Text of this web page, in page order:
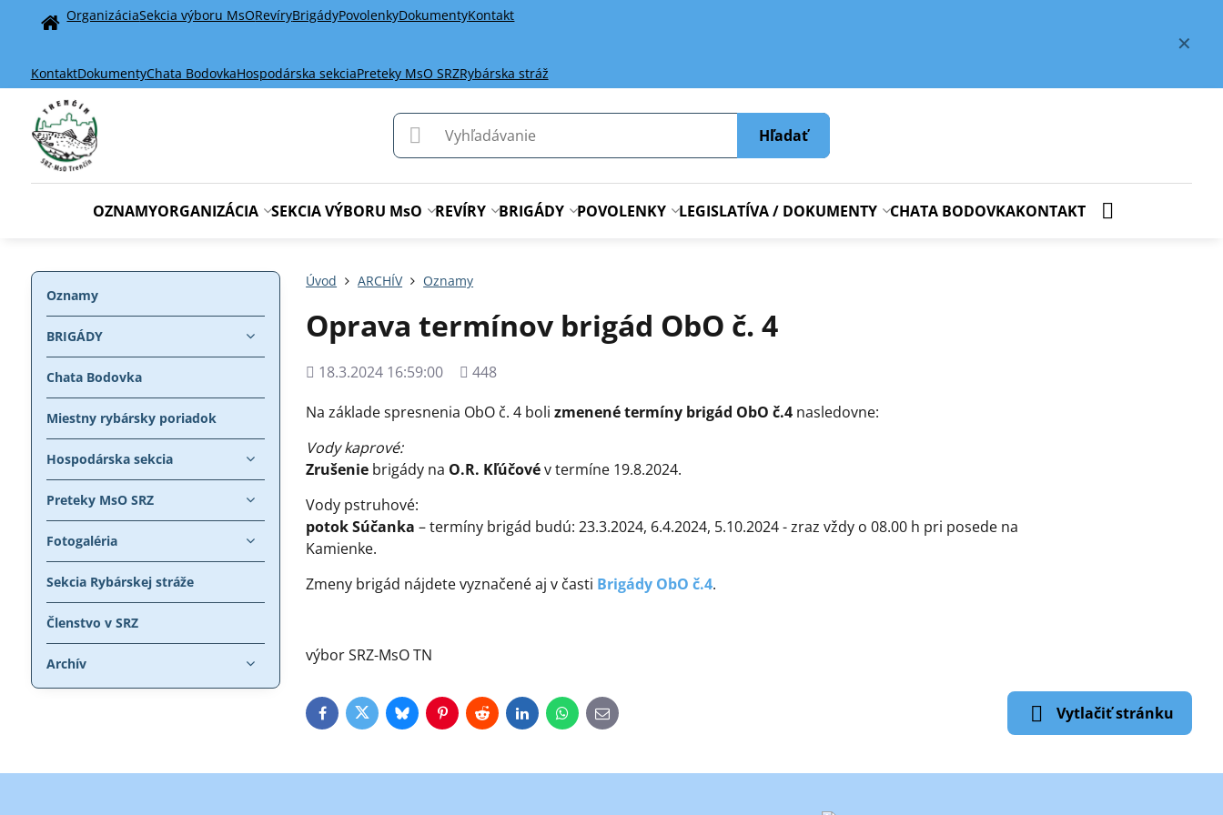
✕
Home
OrganizáciaSekcia výboru MsORevíryBrigádyPovolenkyDokumentyKontakt
KontaktDokumentyChata BodovkaHospodárska sekciaPreteky MsO SRZRybárska stráž
Hľadať
OZNAMYORGANIZÁCIA SEKCIA VÝBORU MsO REVÍRY BRIGÁDY POVOLENKY LEGISLATÍVA / DOKUMENTY CHATA BODOVKAKONTAKT
Úvod ARCHÍV Oznamy
Oprava termínov brigád ObO č. 4
Pridané
18.3.2024 16:59:00
Počet
448
Na základe spresnenia ObO č. 4 bolizmenené termíny brigád ObO č.4 nasledovne:
Vody kaprové:
Zrušenie brigády na O.R. Kľúčovév termíne 19.8.2024.
Vody pstruhové:
potok Súčanka – termíny brigád budú: 23.3.2024, 6.4.2024, 5.10.2024 - zraz vždy o 08.00 h pri posede na
Kamienke.
Zmeny brigád nájdete vyznačené aj v časti Brigády ObO č.4.
výbor SRZ-MsO TN
FacebookTwitterBlueskyPinterestRedditLinkedInWhatsApp
E-
mail
Vytlačiť stránku
Oznamy
BRIGÁDY
Chata Bodovka
Miestny rybársky poriadok
Hospodárska sekcia
Preteky MsO SRZ
Fotogaléria
Sekcia Rybárskej stráže
Členstvo v SRZ
Archív